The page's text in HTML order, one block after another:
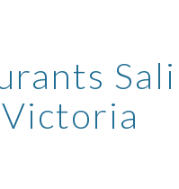
Victoria